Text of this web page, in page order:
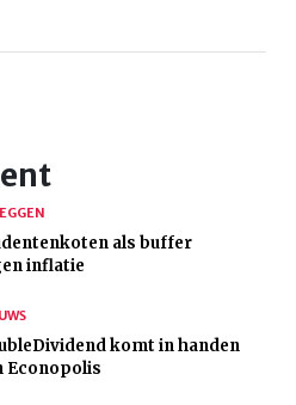
als buffer
inflatie
komt in handen
Econopolis